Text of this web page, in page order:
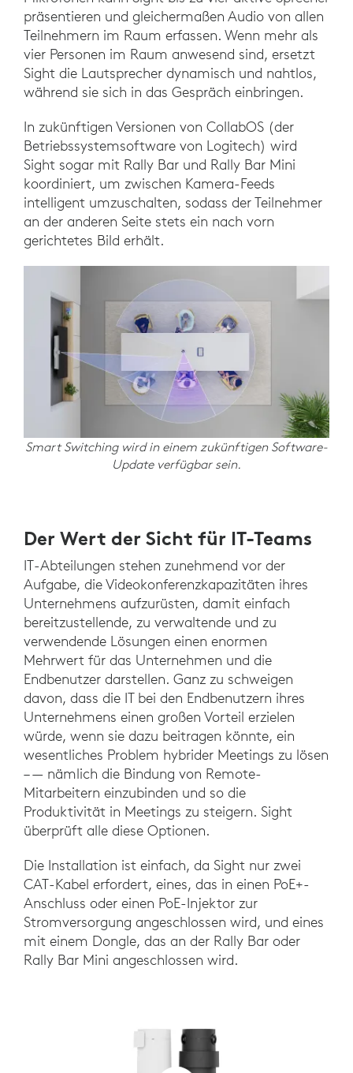
präsentieren und gleichermaßen Audio von allen
Teilnehmern im Raum erfassen. Wenn mehr als
vier Personen im Raum anwesend sind, ersetzt
Sight die Lautsprecher dynamisch und nahtlos,
während sie sich in das Gespräch einbringen.
In zukünftigen Versionen von CollabOS (der
Betriebssystemsoftware von Logitech) wird
Sight sogar mit Rally Bar und Rally Bar Mini
koordiniert, um zwischen Kamera-Feeds
intelligent umzuschalten, sodass der Teilnehmer
an der anderen Seite stets ein nach vorn
gerichtetes Bild erhält.
Smart Switching wird in einem zukünftigen Software-
Update verfügbar sein.
Der Wert der Sicht für IT-Teams
IT-Abteilungen stehen zunehmend vor der
Aufgabe, die Videokonferenzkapazitäten ihres
Unternehmens aufzurüsten, damit einfach
bereitzustellende, zu verwaltende und zu
verwendende Lösungen einen enormen
Mehrwert für das Unternehmen und die
Endbenutzer darstellen. Ganz zu schweigen
davon, dass die IT bei den Endbenutzern ihres
Unternehmens einen großen Vorteil erzielen
würde, wenn sie dazu beitragen könnte, ein
wesentliches Problem hybrider Meetings zu lösen
– — nämlich die Bindung von Remote-
Mitarbeitern einzubinden und so die
Produktivität in Meetings zu steigern. Sight
überprüft alle diese Optionen.
Die Installation ist einfach, da Sight nur zwei
CAT-Kabel erfordert, eines, das in einen PoE+-
Anschluss oder einen PoE-Injektor zur
Stromversorgung angeschlossen wird, und eines
mit einem Dongle, das an der Rally Bar oder
Rally Bar Mini angeschlossen wird.